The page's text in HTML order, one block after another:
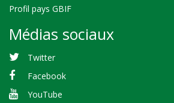
Profil pays GBIF
Médias sociaux
Twitter
Facebook
YouTube